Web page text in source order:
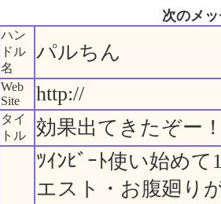
次のメ
ハン
ドル
名
パルちん
Web
Site
http://
タイ
トル
効果出てきたぞー
ﾂｲﾝﾋﾞｰﾄ使い始め
エスト・お腹廻り